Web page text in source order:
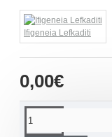
0,00€
Ifigeneia Lefkaditi